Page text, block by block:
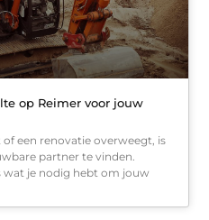
op Reimer voor jouw
een renovatie overweegt, is
partner te vinden.
wat je nodig hebt om jouw